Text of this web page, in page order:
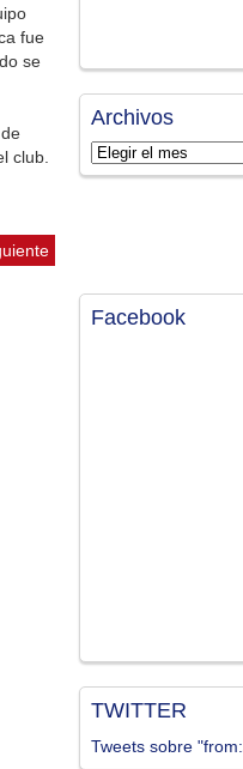
fue
se
club.
Archivos
Archivos
Facebook
TWITTER
Tweets sobre